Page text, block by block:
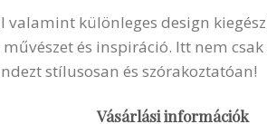
valamint különleges design
és inspiráció. Itt nem
stílusosan és szórakoztatóan!
Vásárlási információk